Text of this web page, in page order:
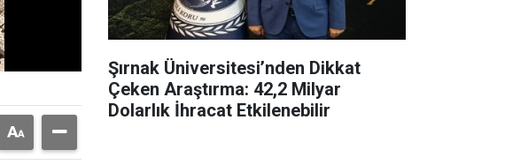
Şırnak Üniversitesi’nden Dikkat
Çeken Araştırma: 42,2 Milyar
Dolarlık İhracat Etkilenebilir